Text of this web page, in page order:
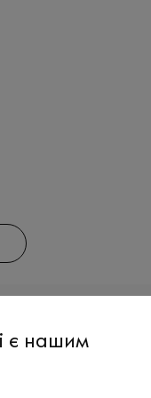
є нашим